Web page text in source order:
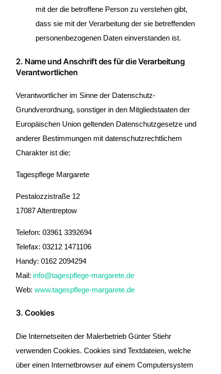
mit der die betroffene Person zu verstehen gibt,
dass sie mit der Verarbeitung der sie betreffenden
personenbezogenen Daten einverstanden ist.
2. Name und Anschrift des für die Verarbeitung
Verantwortlichen
Verantwortlicher im Sinne der Datenschutz-
Grundverordnung, sonstiger in den Mitgliedstaaten der
Europäischen Union geltenden Datenschutzgesetze und
anderer Bestimmungen mit datenschutzrechtlichem
Charakter ist die:
Tagespflege Margarete
Pestalozzistraße 12
17087 Altentreptow
Telefon: 03961 3392694
Telefax: 03212 1471106
Handy: 0162 2094294
Mail: info@tagespflege-margarete.de
Web:www.tagespflege-margarete.de
3. Cookies
Die Internetseiten der Malerbetrieb Günter Stiehr
verwenden Cookies. Cookies sind Textdateien, welche
über einen Internetbrowser auf einem Computersystem